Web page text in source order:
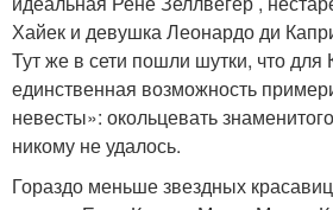
Хайек и девушка Леонардо ди
Тут же в сети пошли шутки, что для
единственная возможность
невесты»: окольцевать
никому не удалось.
Гораздо меньше звездных